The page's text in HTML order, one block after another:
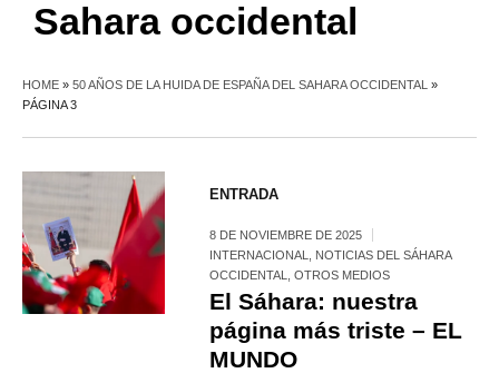
Sahara occidental
HOME » 50 AÑOS DE LA HUIDA DE ESPAÑA DEL SAHARA OCCIDENTAL »
PÁGINA 3
ENTRADA
8 DE NOVIEMBRE DE 2025
INTERNACIONAL
NOTICIAS DEL SÁHARA
OCCIDENTAL
,OTROS MEDIOS
El Sáhara: nuestra
página más triste – EL
MUNDO